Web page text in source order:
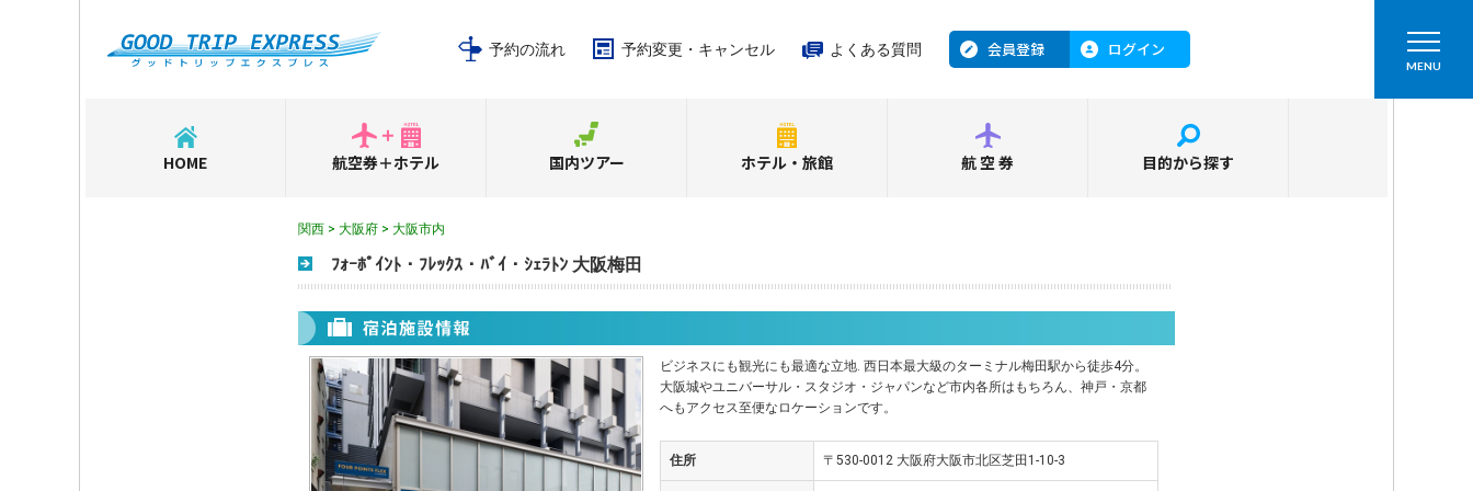
予約の流れ 予約変更・キャンセル よくある質問 会員登録 ログイン
MENU
HOME 航空券＋ホテル 国内ツアー ホテル・旅館 航空券 目的から探す
関西 > 大阪府 > 大阪市内
ﾌｫｰﾎﾟｲﾝﾄ・ﾌﾚｯｸｽ・ﾊﾞｲ・ｼｪﾗﾄﾝ 大阪梅田
ビジネスにも観光にも最適な立地. 西日本最大級のターミナル梅田駅から徒歩4分。
大阪城やユニバーサル・スタジオ・ジャパンなど市内各所はもちろん、神戸・京都
へもアクセス至便なロケーションです。
住所 〒530-0012 大阪府大阪市北区芝田1-10-3